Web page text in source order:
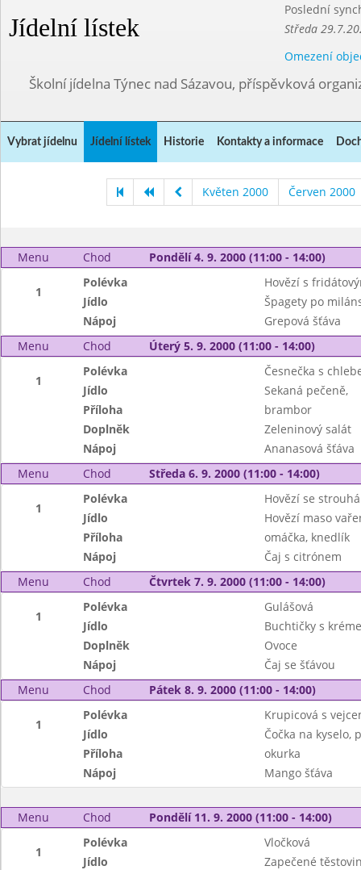
Jídelní lístek
Poslední
Středa
Omezení
Školní jídelna Týnec nad Sázavou, příspěvková
Vybrat jídelnu Jídelní lístek Historie Kontakty a informace
Květen 2000 Červen 2000
Menu Chod Pondělí 4. 9. 2000 (11:00 - 14:00)
1
Polévka
Hovězí s
Jídlo
Špagety po
Nápoj
Grepová šťáva
Menu
Chod Úterý 5. 9. 2000 (11:00 - 14:00)
1
Polévka
Česnečka s
Jídlo
Sekaná pečeně,
Příloha
brambor
Doplněk
Zeleninový salát
Nápoj
Ananasová šťáva
Menu
Chod Středa 6. 9. 2000 (11:00 - 14:00)
1
Polévka
Hovězí se
Jídlo
Hovězí maso
Příloha
omáčka, knedlík
Nápoj
Čaj s citrónem
Menu
Chod Čtvrtek 7. 9. 2000 (11:00 - 14:00)
1
Polévka
Gulášová
Jídlo
Buchtičky s
Doplněk
Ovoce
Nápoj
Čaj se šťávou
Menu
Chod Pátek 8. 9. 2000 (11:00 - 14:00)
1
Polévka
Krupicová s
Jídlo
Čočka na kyselo,
Příloha
okurka
Nápoj
Mango šťáva
Menu Chod Pondělí 11. 9. 2000 (11:00 - 14:00)
1
Polévka
Vločková
Jídlo
Zapečené